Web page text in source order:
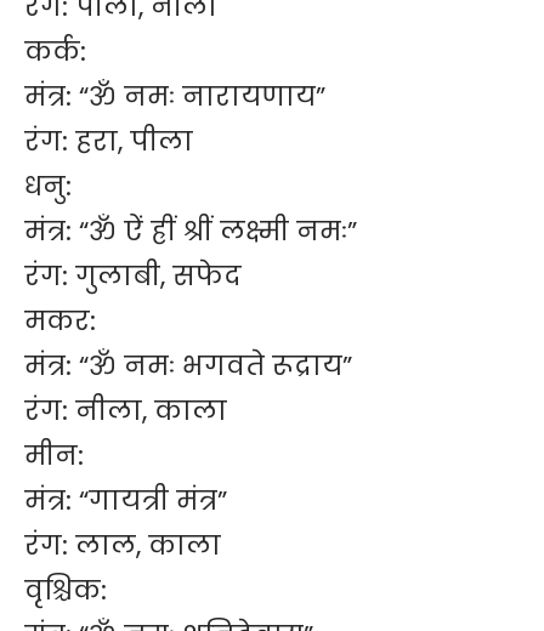
कर्क:
मंत्र: “ॐ नमः नारायणाय”
रंग: हरा, पीला
धनु:
मंत्र: “ॐ ऐं ह्रीं श्रीं लक्ष्मी नमः”
रंग: गुलाबी, सफेद
मकर:
मंत्र: “ॐ नमः भगवते रूद्राय”
रंग: नीला, काला
मीन:
मंत्र: “गायत्री मंत्र”
रंग: लाल, काला
वृश्चिक: